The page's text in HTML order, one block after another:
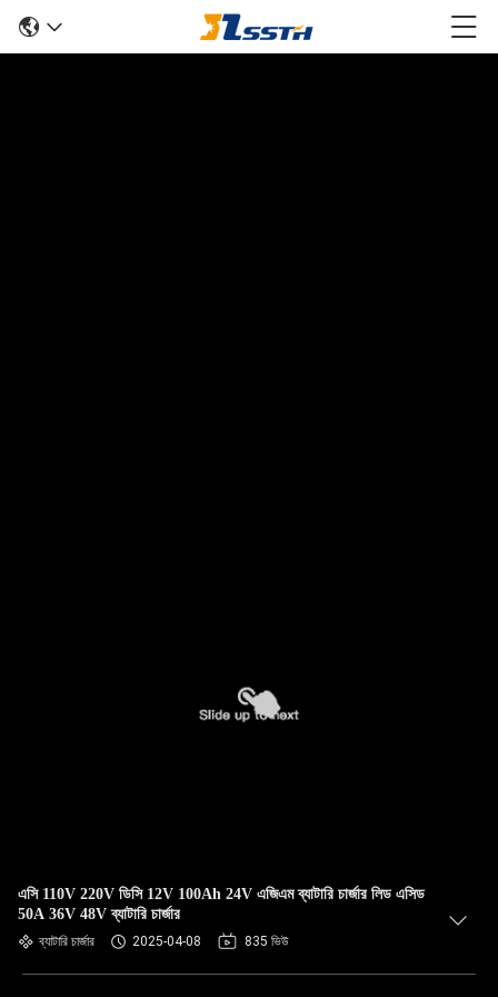
এসি 110V 220V ডিসি 12V 100Ah 24V এজিএম ব্যাটারি চার্জার লিড এসিড
50A 36V 48V ব্যাটারি চার্জার
ব্যাটারি চার্জার 2025-04-08 835 ভিউ